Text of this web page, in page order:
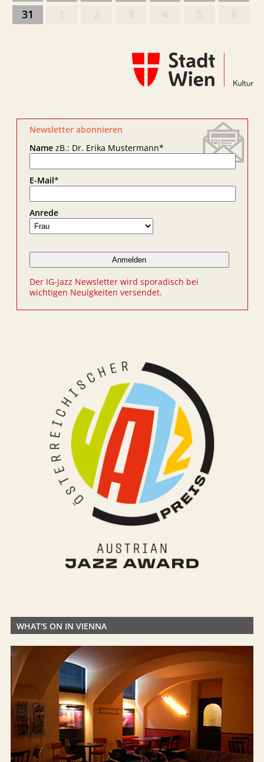
31
Newsletter abonnieren
NamezB.: Dr. Erika Mustermann*
E-Mail*
Anrede
Der IG-Jazz Newsletter wird sporadisch bei
wichtigen Neuigkeiten versendet.
WHAT'S ON IN VIENNA